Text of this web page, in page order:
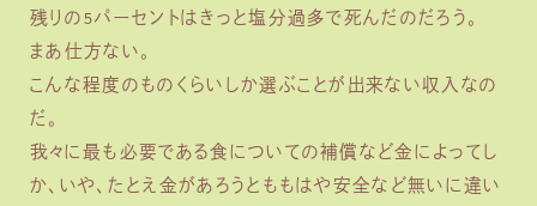
残りの5パーセントはきっと塩分過多で死んだのだろう。
まあ仕方ない。
こんな程度のものくらいしか選ぶことが出来ない収入なの
だ。
我々に最も必要である食についての補償など金によってし
か、いや、たとえ金があろうとももはや安全など無いに違い